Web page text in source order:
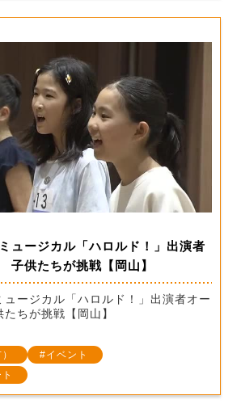
ュージカル「ハロルド！」出演者
供たちが挑戦【岡山】
ュージカル「ハロルド！」出演者オー
ちが挑戦【岡山】
イベント